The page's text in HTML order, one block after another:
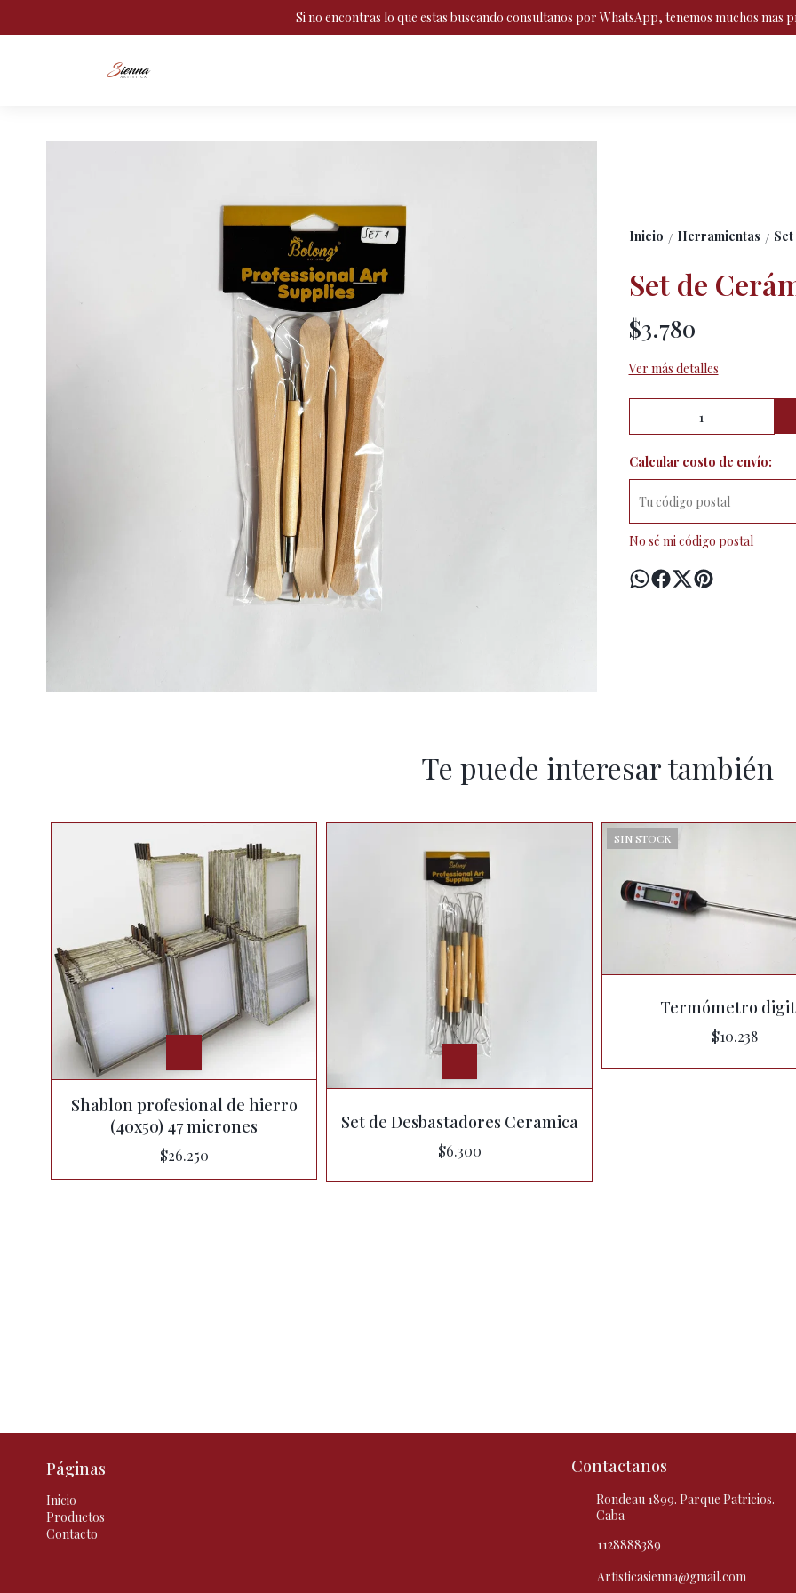
Si no encontras lo que estas buscando consultanos por WhatsApp, tenemos muchos mas
Inicio / Herramientas /
Set de
$3.780
Ver más detalles
Calcular costo de envío:
No sé mi código postal
Te puede interesar también
Shablon profesional de hierro
(40x50) 47 micrones
$26.250
Set de Desbastadores Ceramica
$6.300
SIN STOCK
Termómetro
$10.238
Páginas
Inicio
Productos
Contacto
Contactanos
Rondeau 1899. Parque Patricios.
Caba
1128888389
Artisticasienna@gmail.com